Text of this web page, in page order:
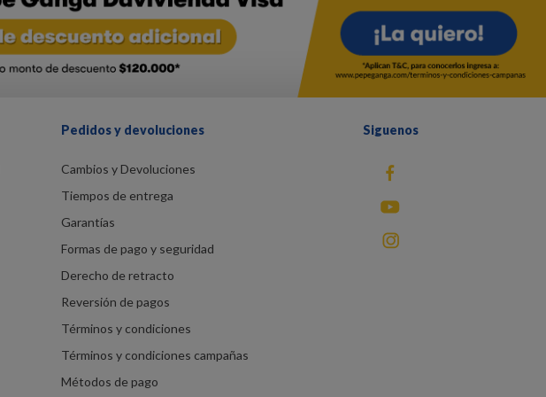
Pedidos y devoluciones
Cambios y Devoluciones
Tiempos de entrega
Garantías
Formas de pago y seguridad
Derecho de retracto
Reversión de pagos
Términos y condiciones
Términos y condiciones campañas
Métodos de pago
Siguenos
fb
You Tube
instagram